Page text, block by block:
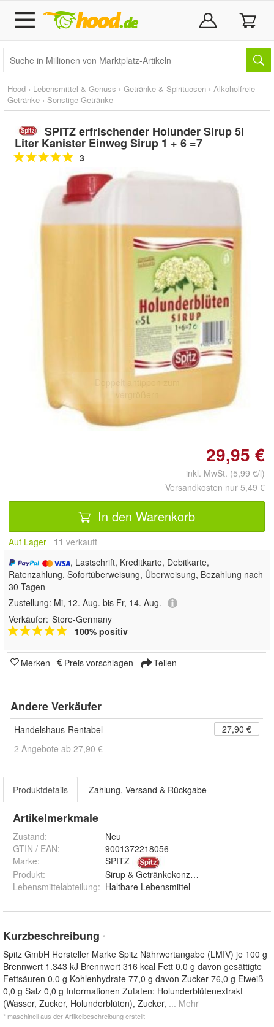
Hood › Lebensmittel & Genuss › Getränke & Spirituosen › Alkoholfreie
Getränke › Sonstige Getränke
SPITZ erfrischender Holunder Sirup 5l
Liter Kanister Einweg Sirup 1 + 6 =7
3
Doppelt antippen zum
vergrößern
29,95 €
inkl. MwSt. (5,99 €/l)
Versandkosten nur 5,49 €
In den Warenkorb
Auf Lager 11 verkauft
, Lastschrift, Kreditkarte, Debitkarte,
Ratenzahlung, Sofortüberweisung, Überweisung, Bezahlung nach
30 Tagen
Zustellung: Mi, 12. Aug. bis Fr, 14. Aug.
Verkäufer: Store-Germany
100% positiv
Merken Preis vorschlagen Teilen
Andere Verkäufer
Handelshaus-Rentabel
27,90 €
2 Angebote ab 27,90 €
Produktdetails Zahlung, Versand & Rückgabe
Artikelmerkmale
Zustand:
Neu
GTIN / EAN:
9001372218056
Marke:
SPITZ
Produkt:
Sirup & Getränkekonzentrat
Lebensmittelabteilung: Haltbare Lebensmittel
Kurzbeschreibung *
Spitz GmbH Hersteller Marke Spitz Nährwertangabe (LMIV) je 100 g
Brennwert 1.343 kJ Brennwert 316 kcal Fett 0,0 g davon gesättigte
Fettsäuren 0,0 g Kohlenhydrate 77,0 g davon Zucker 76,0 g Eiweiß
0,0 g Salz 0,0 g Informationen Zutaten: Holunderblütenextrakt
(Wasser, Zucker, Holunderblüten), Zucker, ... Mehr
* maschinell aus der Artikelbeschreibung erstellt